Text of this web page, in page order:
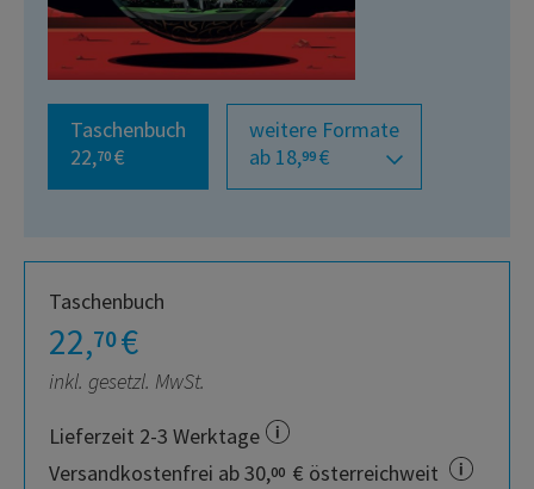
Taschenbuch
22,70 €
weitere Formate
ab 18,99 €
Taschenbuch
22,70€
inkl. gesetzl. MwSt.
Lieferzeit 2-3 Werktage
Versandkostenfrei ab 30,00 € österreichweit